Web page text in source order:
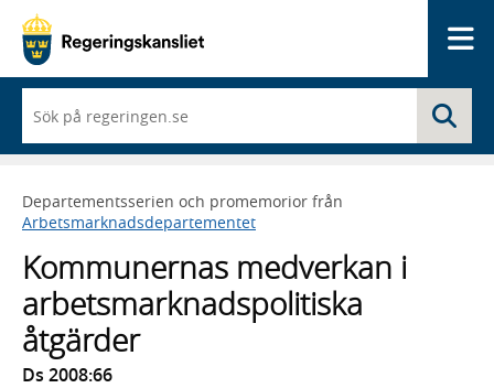
du
börjar
skriva
framträder
en
med
sökförslag
Departementsserien och promemorior från
Arbetsmarknadsdepartementet
Kommunernas medverkan i
arbetsmarknadspolitiska
åtgärder
Ds 2008:66